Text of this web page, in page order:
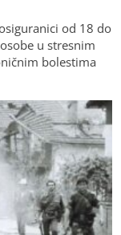
od 18 do
u stresnim
bolestima